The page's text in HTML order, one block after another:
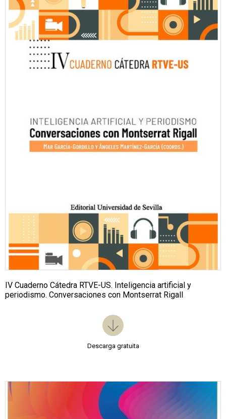
IV Cuaderno Cátedra RTVE-US. Inteligencia artificial y
periodismo. Conversaciones con Montserrat Rigall
Descarga gratuita